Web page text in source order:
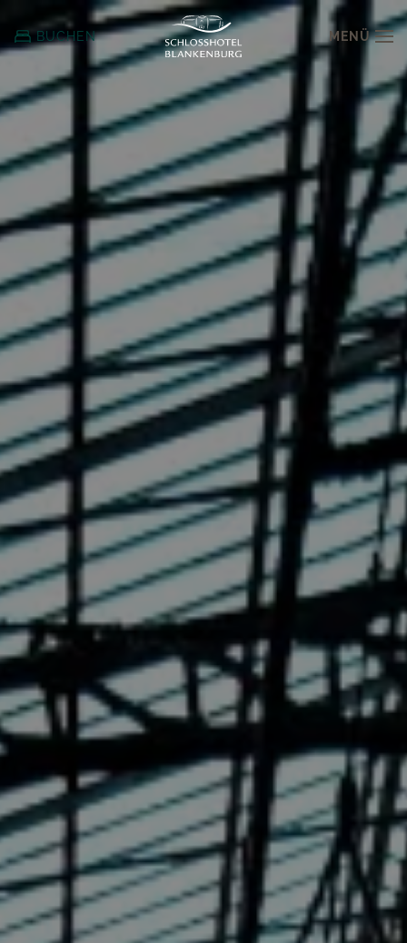
Zum
Hauptinhalt
springen
BUCHEN MENÜ